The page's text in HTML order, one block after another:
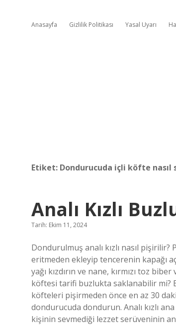
Anasayfa Gizlilik Politikası Yasal Uyarı
Etiket: Dondurucuda içli köfte nasıl
Analı Kızlı
Tarih: Ekim 11, 2024
Dondurulmuş analı kızlı nasıl pişirilir?
eritmeden ekleyip tencerenin kapağı
yağı kızdırın ve nane, kırmızı toz
köftesi tarifi buzlukta saklanabilir mi?
köfteleri pişirmeden önce en az 30
dondurucuda dondurun. Analı kızlı
kişinin sevmediği lezzet serüveninin